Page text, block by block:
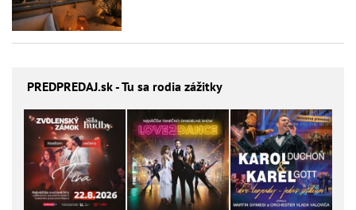
PREDPREDAJ.sk - Tu sa rodia zážitky